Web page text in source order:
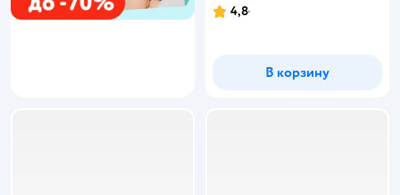
4,8
В корзину